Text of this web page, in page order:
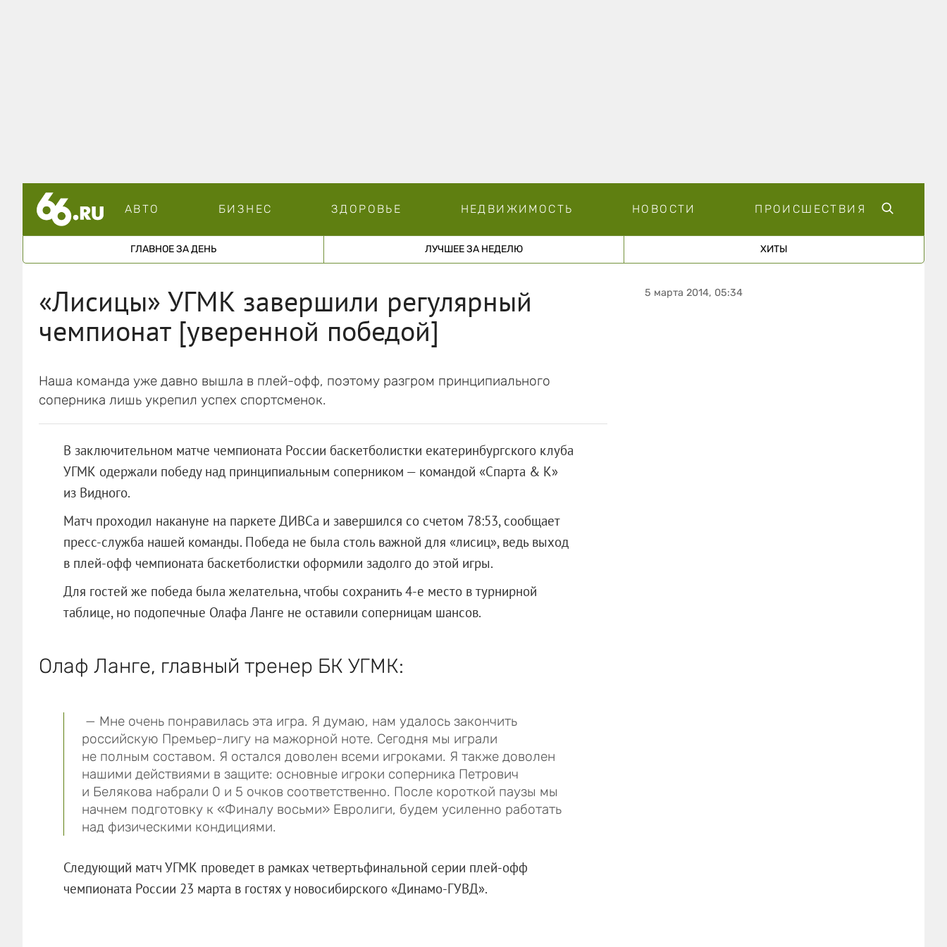
АВТО БИЗНЕС ЗДОРОВЬЕ НЕДВИЖИМОСТЬ НОВОСТИ ПРОИСШЕСТВИЯ
ГЛАВНОЕ ЗА ДЕНЬ ЛУЧШЕЕ ЗА НЕДЕЛЮ ХИТЫ
«Лисицы» УГМК завершили регулярный
чемпионат [уверенной победой]
Наша команда уже давно вышла в плей-офф, поэтому разгром принципиального
соперника лишь укрепил успех спортсменок.
В заключительном матче чемпионата России баскетболистки екатеринбургского клуба
УГМК одержали победу над принципиальным соперником — командой «Спарта & К»
из Видного.
Матч проходил накануне на паркете ДИВСа и завершился со счетом 78:53, сообщает
пресс-служба нашей команды. Победа не была столь важной для «лисиц», ведь выход
в плей-офф чемпионата баскетболистки оформили задолго до этой игры.
Для гостей же победа была желательна, чтобы сохранить 4-е место в турнирной
таблице, но подопечные Олафа Ланге не оставили соперницам шансов.
Олаф Ланге, главный тренер БК УГМК:
— Мне очень понравилась эта игра. Я думаю, нам удалось закончить
российскую Премьер-лигу на мажорной ноте. Сегодня мы играли
не полным составом. Я остался доволен всеми игроками. Я также доволен
нашими действиями в защите: основные игроки соперника Петрович
и Белякова набрали 0 и 5 очков соответственно. После короткой паузы мы
начнем подготовку к «Финалу восьми» Евролиги, будем усиленно работать
над физическими кондициями.
Следующий матч УГМК проведет в рамках четвертьфинальной серии плей-офф
чемпионата России 23 марта в гостях у новосибирского «Динамо-ГУВД».
5 марта 2014, 05:34